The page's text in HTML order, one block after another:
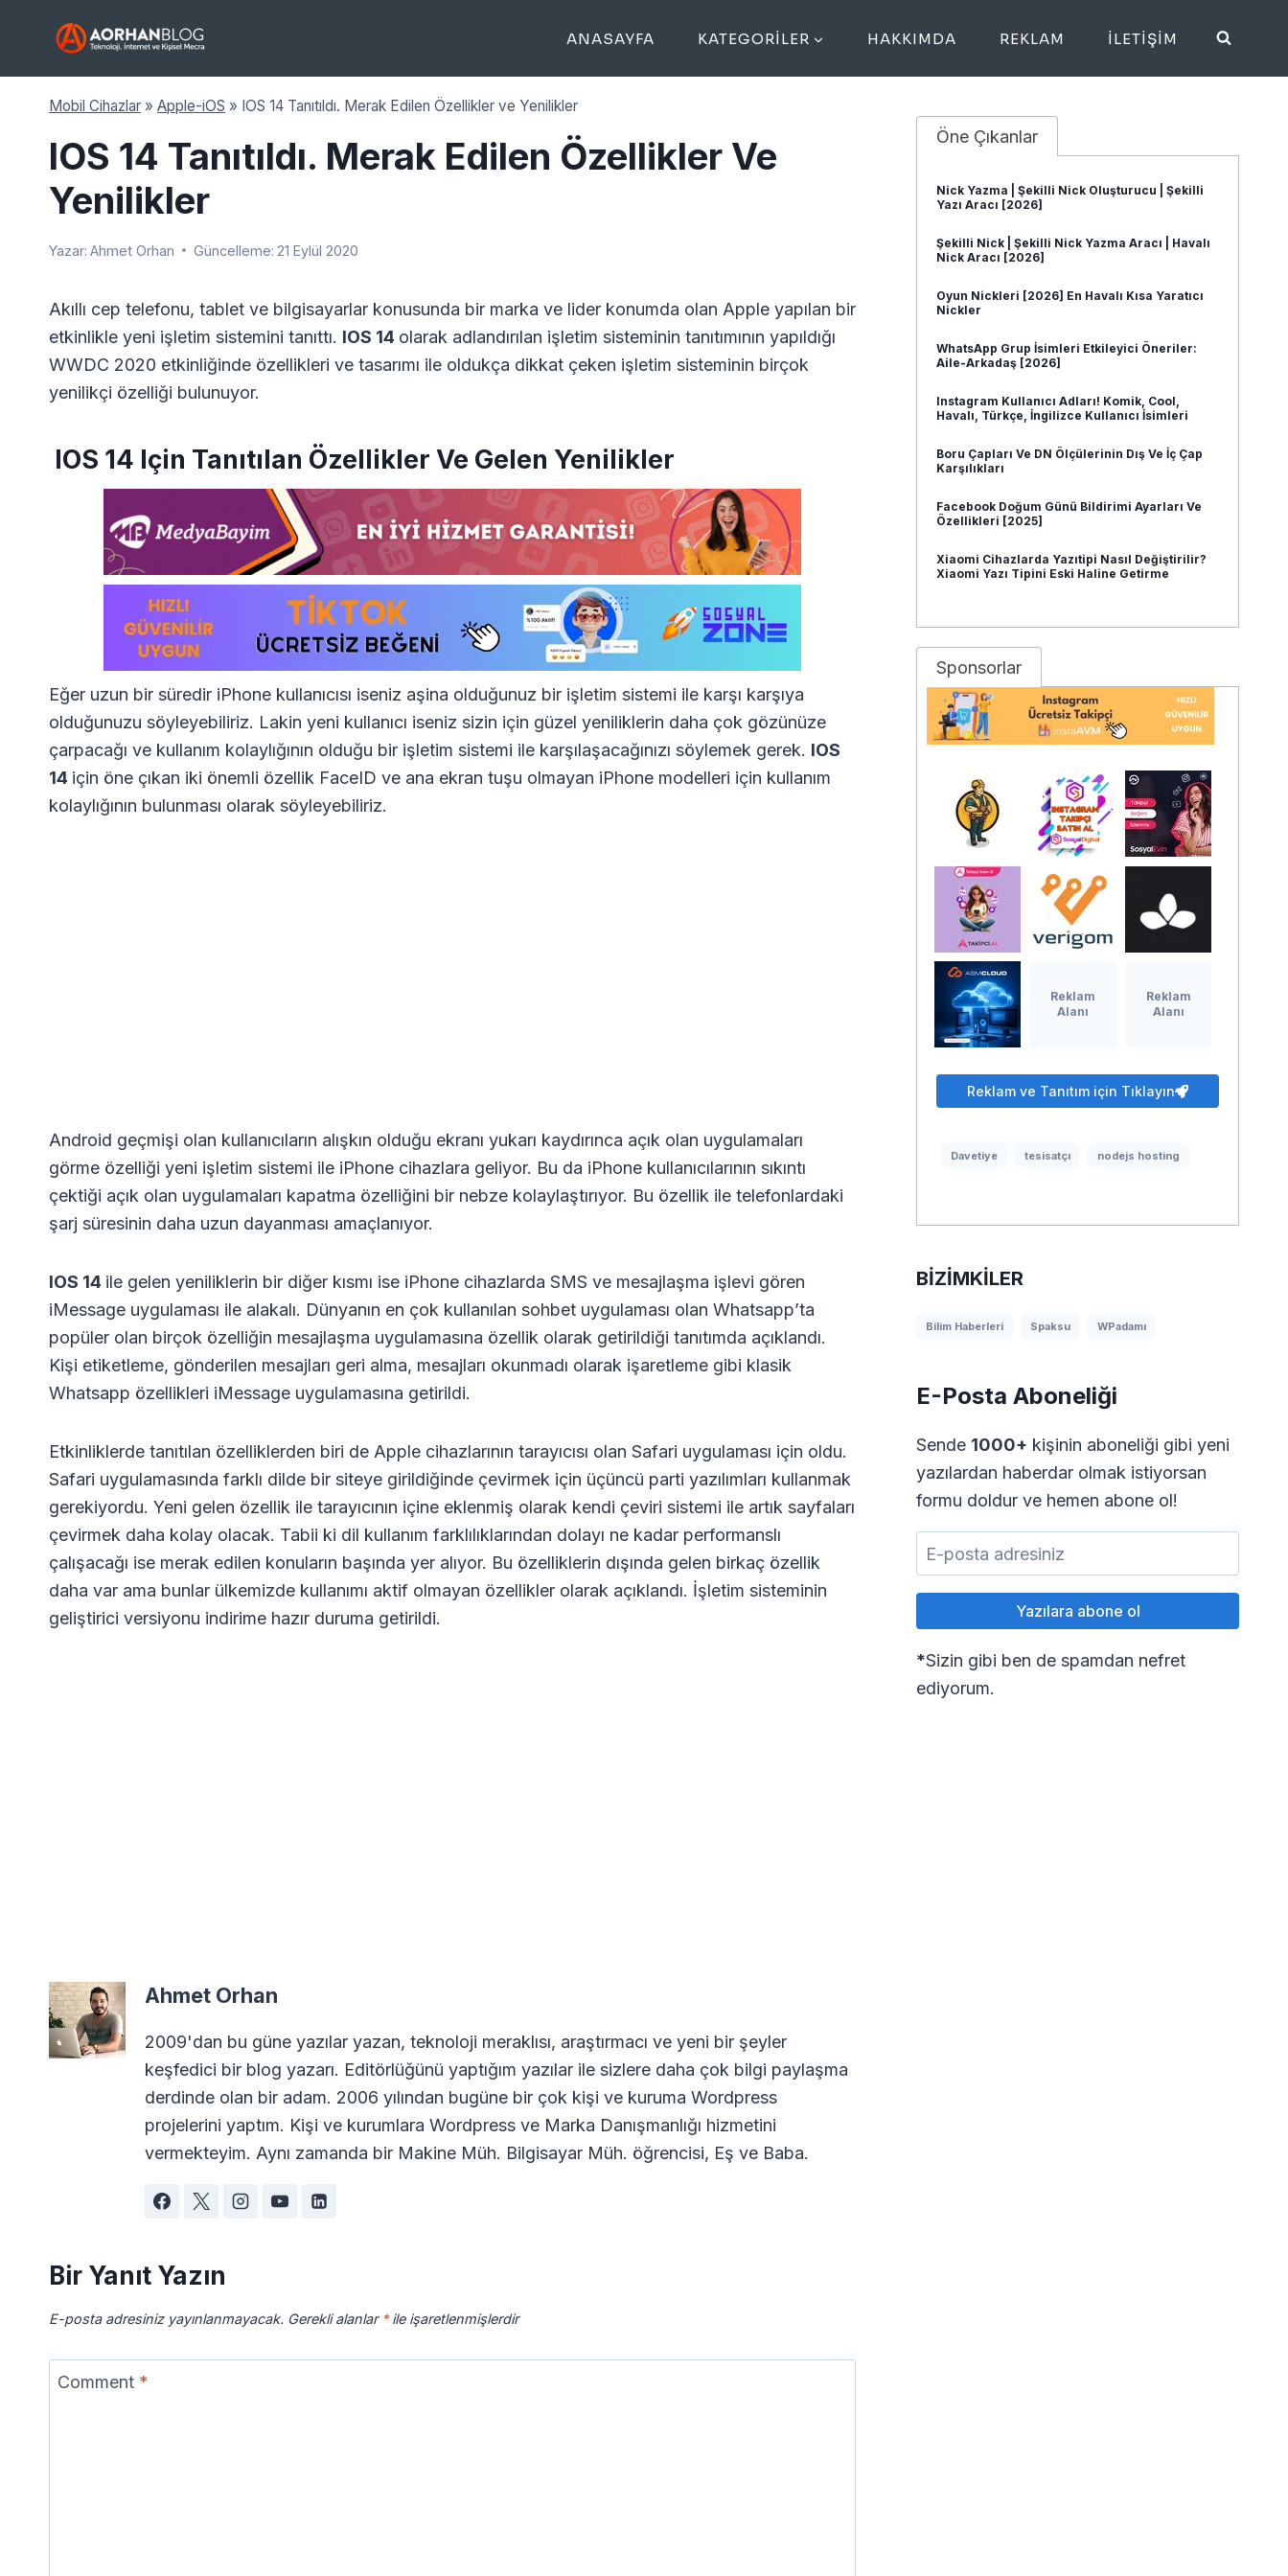
ANASAYFA KATEGORILER HAKKIMDA REKLAM İLETIŞIM
Mobil Cihazlar » Apple-iOS » IOS 14 Tanıtıldı. Merak Edilen Özellikler ve Yenilikler
IOS 14 Tanıtıldı. Merak Edilen Özellikler Ve
Yenilikler
Yazar: Ahmet Orhan Güncelleme: 21 Eylül 2020
Akıllı cep telefonu, tablet ve bilgisayarlar konusunda bir marka ve lider konumda olan Apple yapılan bir
etkinlikle yeni işletim sistemini tanıttı. IOS 14 olarak adlandırılan işletim sisteminin tanıtımının yapıldığı
WWDC 2020 etkinliğinde özellikleri ve tasarımı ile oldukça dikkat çeken işletim sisteminin birçok
yenilikçi özelliği bulunuyor.
IOS 14 Için Tanıtılan Özellikler Ve Gelen Yenilikler
Eğer uzun bir süredir iPhone kullanıcısı iseniz aşina olduğunuz bir işletim sistemi ile karşı karşıya
olduğunuzu söyleyebiliriz. Lakin yeni kullanıcı iseniz sizin için güzel yeniliklerin daha çok gözünüze
çarpacağı ve kullanım kolaylığının olduğu bir işletim sistemi ile karşılaşacağınızı söylemek gerek. IOS
14 için öne çıkan iki önemli özellik FaceID ve ana ekran tuşu olmayan iPhone modelleri için kullanım
kolaylığının bulunması olarak söyleyebiliriz.
Android geçmişi olan kullanıcıların alışkın olduğu ekranı yukarı kaydırınca açık olan uygulamaları
görme özelliği yeni işletim sistemi ile iPhone cihazlara geliyor. Bu da iPhone kullanıcılarının sıkıntı
çektiği açık olan uygulamaları kapatma özelliğini bir nebze kolaylaştırıyor. Bu özellik ile telefonlardaki
şarj süresinin daha uzun dayanması amaçlanıyor.
IOS 14 ile gelen yeniliklerin bir diğer kısmı ise iPhone cihazlarda SMS ve mesajlaşma işlevi gören
iMessage uygulaması ile alakalı. Dünyanın en çok kullanılan sohbet uygulaması olan Whatsapp’ta
popüler olan birçok özelliğin mesajlaşma uygulamasına özellik olarak getirildiği tanıtımda açıklandı.
Kişi etiketleme, gönderilen mesajları geri alma, mesajları okunmadı olarak işaretleme gibi klasik
Whatsapp özellikleri iMessage uygulamasına getirildi.
Etkinliklerde tanıtılan özelliklerden biri de Apple cihazlarının tarayıcısı olan Safari uygulaması için oldu.
Safari uygulamasında farklı dilde bir siteye girildiğinde çevirmek için üçüncü parti yazılımları kullanmak
gerekiyordu. Yeni gelen özellik ile tarayıcının içine eklenmiş olarak kendi çeviri sistemi ile artık sayfaları
çevirmek daha kolay olacak. Tabii ki dil kullanım farklılıklarından dolayı ne kadar performanslı
çalışacağı ise merak edilen konuların başında yer alıyor. Bu özelliklerin dışında gelen birkaç özellik
daha var ama bunlar ülkemizde kullanımı aktif olmayan özellikler olarak açıklandı. İşletim sisteminin
geliştirici versiyonu indirime hazır duruma getirildi.
Ahmet Orhan
2009'dan bu güne yazılar yazan, teknoloji meraklısı, araştırmacı ve yeni bir şeyler
keşfedici bir blog yazarı. Editörlüğünü yaptığım yazılar ile sizlere daha çok bilgi paylaşma
derdinde olan bir adam. 2006 yılından bugüne bir çok kişi ve kuruma Wordpress
projelerini yaptım. Kişi ve kurumlara Wordpress ve Marka Danışmanlığı hizmetini
vermekteyim. Aynı zamanda bir Makine Müh. Bilgisayar Müh. öğrencisi, Eş ve Baba.
Bir Yanıt Yazın
E-posta adresiniz yayınlanmayacak. Gerekli alanlar *ile işaretlenmişlerdir
Comment *
Öne Çıkanlar
Nick Yazma | Şekilli Nick Oluşturucu | Şekilli
Yazı Aracı [2026]
Şekilli Nick | Şekilli Nick Yazma Aracı | Havalı
Nick Aracı [2026]
Oyun Nickleri [2026] En Havalı Kısa Yaratıcı
Nickler
WhatsApp Grup İsimleri Etkileyici Öneriler:
Aile-Arkadaş [2026]
Instagram Kullanıcı Adları! Komik, Cool,
Havalı, Türkçe, İngilizce Kullanıcı İsimleri
Boru Çapları Ve DN Ölçülerinin Dış Ve İç Çap
Karşılıkları
Facebook Doğum Günü Bildirimi Ayarları Ve
Özellikleri [2025]
Xiaomi Cihazlarda Yazıtipi Nasıl Değiştirilir?
Xiaomi Yazı Tipini Eski Haline Getirme
Sponsorlar
Reklam
Alanı
Reklam
Alanı
Reklam ve Tanıtım için Tıklayın
Davetiye tesisatçı nodejs hosting
BIZIMKILER
Bilim Haberleri Spaksu WPadamı
E-Posta Aboneliği
Sende 1000+ kişinin aboneliği gibi yeni
yazılardan haberdar olmak istiyorsan
formu doldur ve hemen abone ol!
*Sizin gibi ben de spamdan nefret
ediyorum.